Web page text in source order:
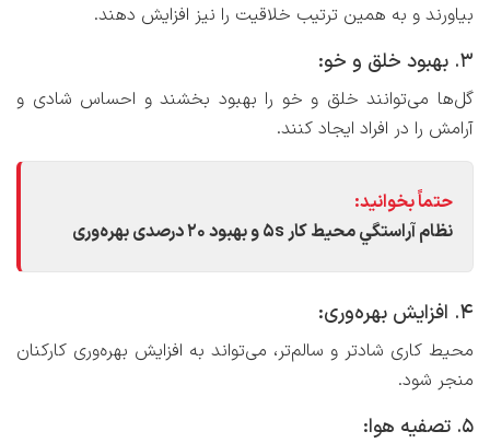
بیاورند و به همین ترتیب خلاقیت را نیز افزایش دهند.
3. بهبود خلق و خو:
گل‌ها می‌توانند خلق و خو را بهبود بخشند و احساس شادی و
آرامش را در افراد ایجاد کنند.
حتماً بخوانید:
نظام آراستگي محيط كار 5s و بهبود 20 درصدی بهره‌وری
4. افزایش بهره‌وری:
محیط کاری شادتر و سالم‌تر، می‌تواند به افزایش بهره‌وری کارکنان
منجر شود.
5. تصفیه هوا: